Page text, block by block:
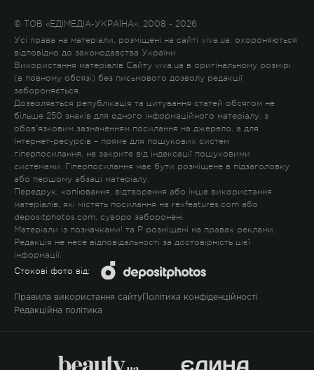
© ТОВ «ЕДІМЕДІА-УКРАЇНА», 2008 - 2026
Усі права на матеріали, розміщені на сайті viva.ua, охороняються
відповідно до законодавства України.
Використання матеріалів Сайту viva.ua в оригінальному розмірі
(в повному обсязі) без письмового дозволу редакції
забороняється.
Дозволяється републікація та цитування статей обсягом не
більше 250 знаків для одного інформаційного матеріалу, з
обов'язковим зазначенням посилання на джерело, а для
Інтернет-ресурсів – пряме для пошукових систем
гіперпосилання, не закрите від індексації пошуковими
системами. Гіперпосилання має бути розміщене в підзаголовку
або першому абзаці матеріалу.
Передрук, копіювання, відтворення або інше використання
матеріалів, які містять посилання на rexfeatures.com або
depositphotos.com, суворо заборонені.
Матеріали із позначками! та P розміщені на правах реклами.
Редакція не несе відповідальності за достовірність цієї
інформації.
Стокові фото від:
Правила використання сайту Політика конфіденційності
Редакційна політика